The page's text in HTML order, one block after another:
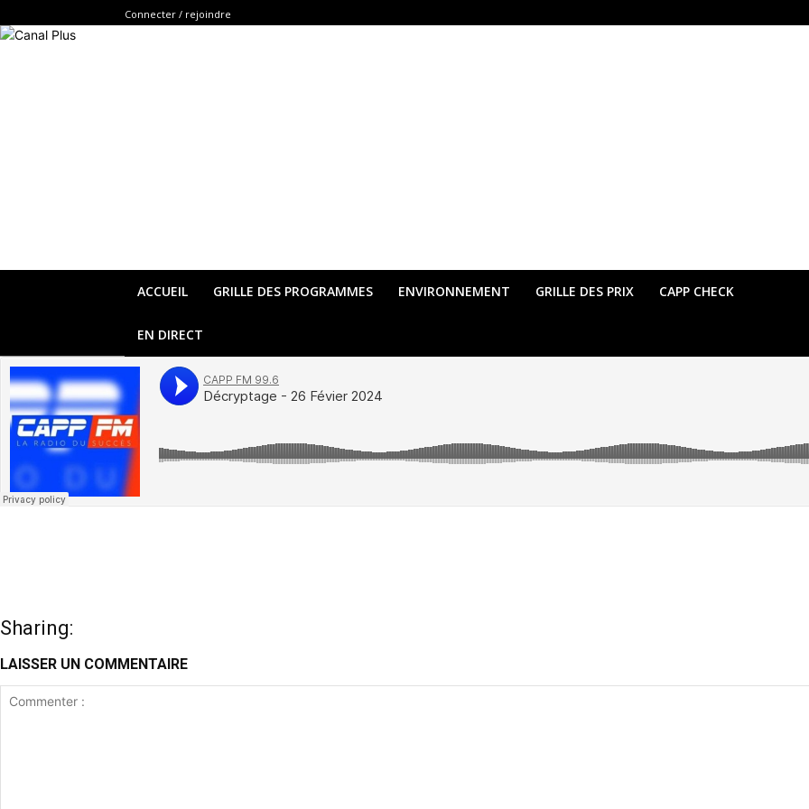
Connecter / rejoindre
ACCUEIL GRILLE DES PROGRAMMES ENVIRONNEMENT GRILLE DES PRIX CAPP CHECK
EN DIRECT
Sharing:
LAISSER UN COMMENTAIRE